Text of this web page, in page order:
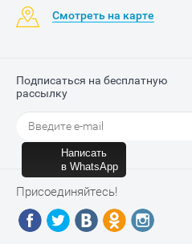
Смотреть на карте
Подписаться на бесплатную
рассылку
Присоединяйтесь!
Написать
в WhatsApp